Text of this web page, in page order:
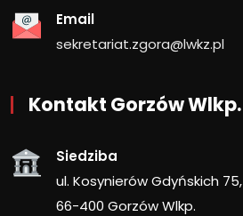
Email
sekretariat.zgora@lwkz.pl
Kontakt Gorzów Wlkp.
Siedziba
ul. Kosynierów Gdyńskich 75,
66-400 Gorzów Wlkp.